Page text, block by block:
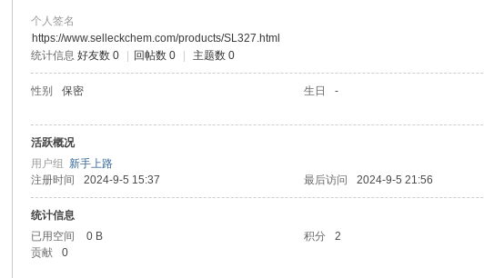
个人签名
https://www.selleckchem.com/products/SL327.html
统计信息 好友数 0 回帖数 0 主题数 0
性别 保密 生日 -
活跃概况
用户组新手上路
注册时间
2024-9-5 15:37 最后访问 2024-9-5 21:56
统计信息
已用空间
0 B 积分 2
贡献
0